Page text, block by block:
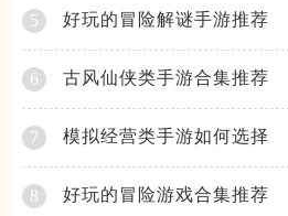
5 好玩的冒险解谜手游推荐
6 古风仙侠类手游合集推荐
7 模拟经营类手游如何选择
8 好玩的冒险游戏合集推荐